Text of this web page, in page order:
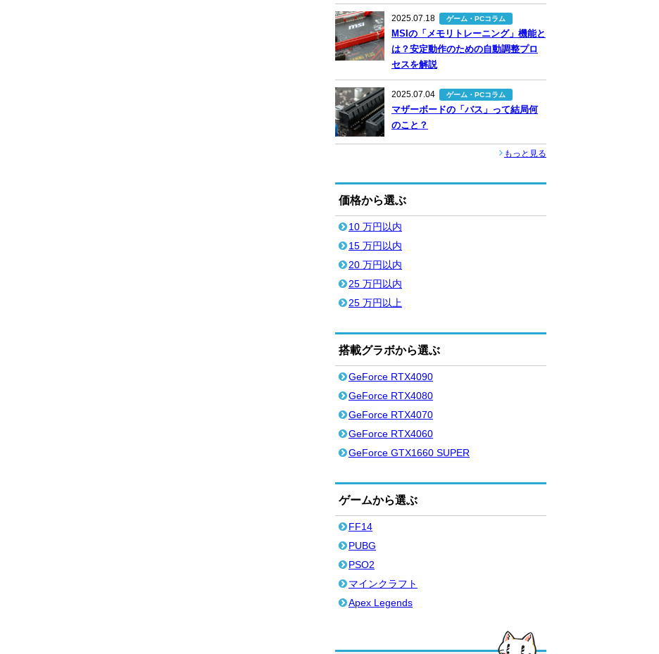
2025.07.18 ゲーム・PCコラム
MSIの「メモリトレーニング」機能と
は？安定動作のための自動調整プロ
セスを解説
2025.07.04 ゲーム・PCコラム
マザーボードの「バス」って結局何
のこと？
もっと見る
価格から選ぶ
10 万円以内
15 万円以内
20 万円以内
25 万円以内
25 万円以上
搭載グラボから選ぶ
GeForce RTX4090
GeForce RTX4080
GeForce RTX4070
GeForce RTX4060
GeForce GTX1660 SUPER
ゲームから選ぶ
FF14
PUBG
PSO2
マインクラフト
Apex Legends